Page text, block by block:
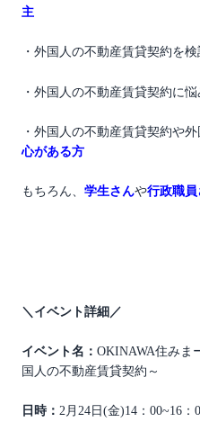
主
・外国人の不動産賃貸契約を
・外国人の不動産賃貸契約に
・外国人の不動産賃貸契約や
心がある方
もちろん、 学生さんや行政職員
＼イベント詳細／
イベント名： OKINAWA住みま
国人の不動産賃貸契約～
日時： 2月24日(金)14：00~16：